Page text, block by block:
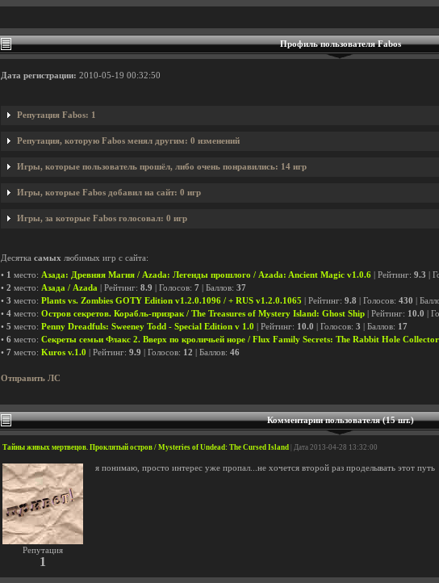
Профиль пользователя Fabos
Дата регистрации: 2010-05-19 00:32:50
Репутация Fabos: 1
Репутация, которую Fabos менял другим: 0 изменений
Игры, которые пользователь прошёл, либо очень понравились: 14 игр
Игры, которые Fabos добавил на сайт: 0 игр
Игры, за которые Fabos голосовал: 0 игр
Десятка самых любимых игр с сайта:
• 1 место: Азада: Древняя Магия / Azada: Легенды прошлого / Azada: Ancient Magic v1.0.6 | Рейтинг: 9.3 |
• 2 место: Азада / Azada | Рейтинг: 8.9 | Голосов: 7 | Баллов: 37
• 3 место: Plants vs. Zombies GOTY Edition v1.2.0.1096 / + RUS v1.2.0.1065 | Рейтинг: 9.8 | Голосов: 430 |
• 4 место: Остров секретов. Корабль-призрак / The Treasures of Mystery Island: Ghost Ship | Рейтинг: 10.0 |
• 5 место: Penny Dreadfuls: Sweeney Todd - Special Edition v 1.0 | Рейтинг: 10.0 | Голосов: 3 | Баллов: 17
• 6 место: Секреты семьи Флакс 2. Вверх по кроличьей норе / Flux Family Secrets: The Rabbit Hole
• 7 место: Kuros v.1.0 | Рейтинг: 9.9 | Голосов: 12 | Баллов: 46
Отправить ЛС
Комментарии пользователя (15 шт.)
Тайны живых мертвецов. Проклятый остров / Mysteries of Undead: The Cursed Island | Дата 2013-04-28 13:32:00
Репутация
1
я понимаю, просто интерес уже пропал...не хочется второй раз проделывать этот путь